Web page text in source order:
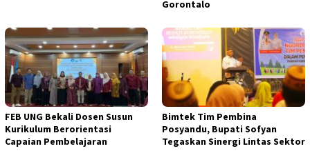
Gorontalo
FEB UNG Bekali Dosen Susun
Kurikulum Berorientasi
Capaian Pembelajaran
Bimtek Tim Pembina
Posyandu, Bupati Sofyan
Tegaskan Sinergi Lintas Sektor